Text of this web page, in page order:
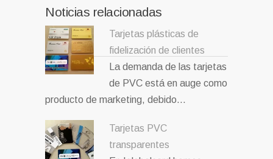
Noticias relacionadas
Tarjetas plásticas de
fidelización de clientes
La demanda de las tarjetas
de PVC está en auge como
producto de marketing, debido…
Tarjetas PVC
transparentes